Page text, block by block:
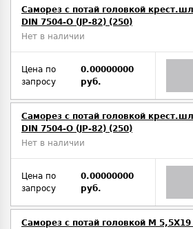
Саморез с потай головкой
DIN 7504-O (JP-82) (250)
Нет в наличии
Цена по
запросу
0.00000000
руб.
Саморез с потай головкой
DIN 7504-O (JP-82) (250)
Нет в наличии
Цена по
запросу
0.00000000
руб.
Саморез с потай головкой М 5,5Х19